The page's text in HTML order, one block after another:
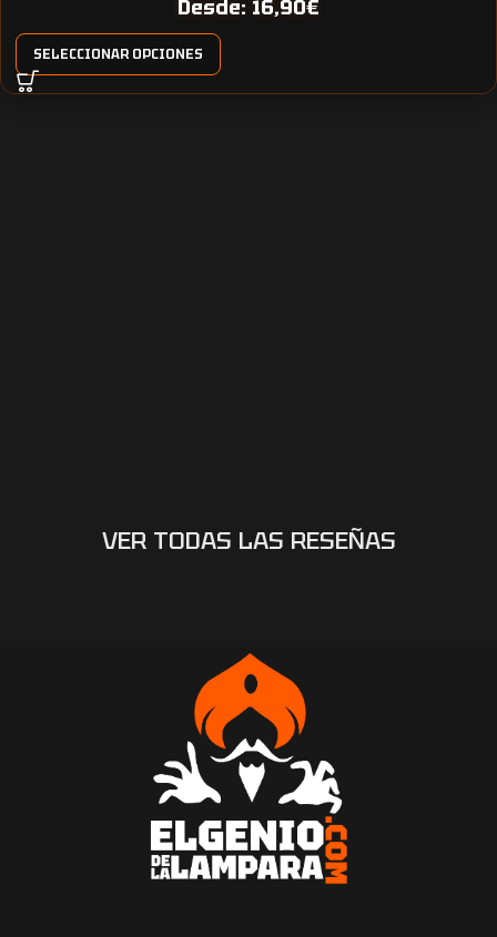
Desde: 16,90€
SELECCIONAR OPCIONES
VER TODAS LAS RESEÑAS